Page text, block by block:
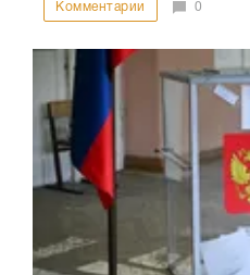
Комментарии 0